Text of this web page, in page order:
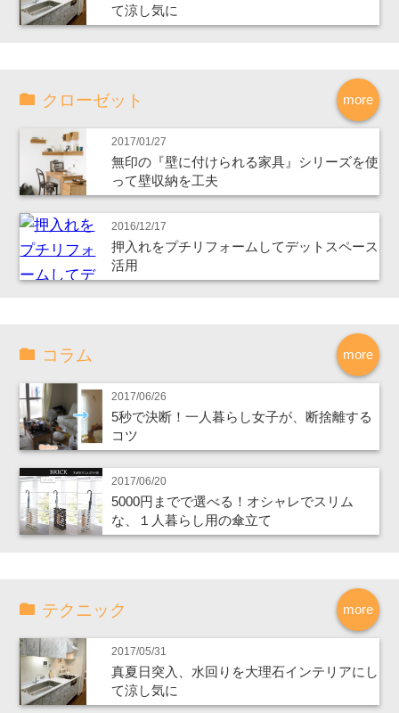
て涼し気に
more
クローゼット
2017/01/27
無印の『壁に付けられる家具』シリーズを使
って壁収納を工夫
2016/12/17
押入れをプチリフォームしてデットスペース
活用
more
コラム
2017/06/26
5秒で決断！一人暮らし女子が、断捨離する
コツ
2017/06/20
5000円までで選べる！オシャレでスリム
な、１人暮らし用の傘立て
more
テクニック
2017/05/31
真夏日突入、水回りを大理石インテリアにし
て涼し気に